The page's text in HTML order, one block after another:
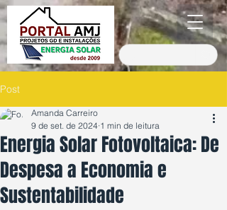
Post
Energia Solar Fotovoltaica: De
Despesa a Economia e
Sustentabilidade
Amanda Carreiro
9 de set. de 2024 1 min de leitura